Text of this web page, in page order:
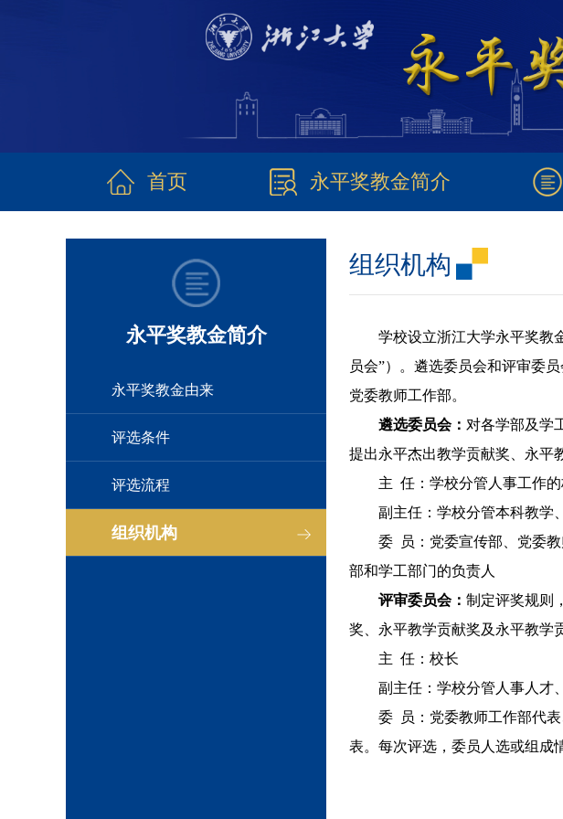
首页 永平奖教金简介
永平奖教金简介
永平奖教金由来
评选条件
评选流程
组织机构
组织机构
学校设立浙江大学永平奖教
员会”）。遴选委员会和评审委
党委教师工作部。
遴选委员会： 对各学部及学
提出永平杰出教学贡献奖、永平
主 任：学校分管人事工作
副主任：学校分管本科教学
委 员：党委宣传部、党委
部和学工部门的负责人
评审委员会： 制定评奖规则
奖、永平教学贡献奖及永平教学
主 任：校长
副主任：学校分管人事人才
委 员：党委教师工作部代
表。每次评选，委员人选或组成